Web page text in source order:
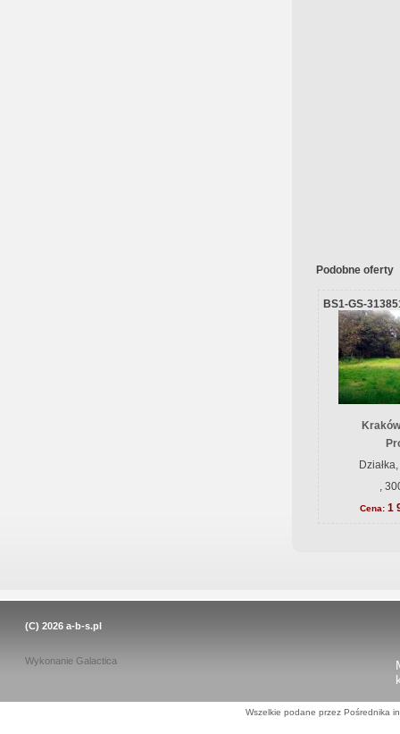
Podobne oferty
BS1-GS-
,
Cena: 1
(C) 2026 a-b-s.pl
Wykonanie Galactica
Wszelkie podane przez Pośrednika